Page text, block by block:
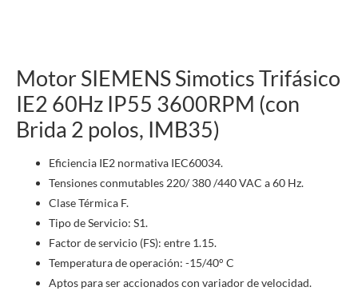
Motor SIEMENS Simotics Trifásico
IE2 60Hz IP55 3600RPM (con
Brida 2 polos, IMB35)
Eficiencia IE2 normativa IEC60034.
Tensiones conmutables 220/ 380 /440 VAC a 60 Hz.
Clase Térmica F.
Tipo de Servicio: S1.
Factor de servicio (FS): entre 1.15.
Temperatura de operación: -15/40° C
Aptos para ser accionados con variador de velocidad.